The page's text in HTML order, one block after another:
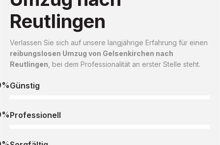
Reutlingen
Verlassen Sie sich auf unsere langjährige Erfahrung für einen
reibungslosen Umzug von Gelsenkirchen nach
Reutlingen , bei dem Professionalität an erster Stelle steht.
Günstig
Professionell